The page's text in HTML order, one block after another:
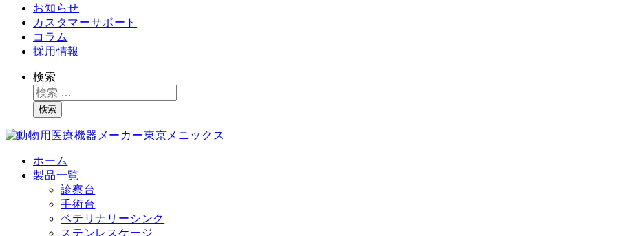
お知らせ
カスタマーサポート
コラム
採用情報
検索
検索
ホーム
製品一覧
診察台
手術台
ベテリナリーシンク
ステンレスケージ